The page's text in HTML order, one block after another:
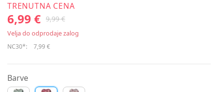
TRENUTNA CENA
6,99 € 9,99 €
Velja do odprodaje zalog
NC30*: 7,99 €
Barve